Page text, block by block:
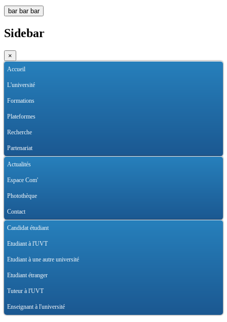
bar bar bar
Sidebar
×
Accueil
L'université
Formations
Plateformes
Recherche
Partenariat
Actualités
Espace Com'
Photothèque
Contact
Candidat étudiant
Etudiant à l'UVT
Etudiant à une autre université
Etudiant étranger
Tuteur à l'UVT
Enseignant à l'université